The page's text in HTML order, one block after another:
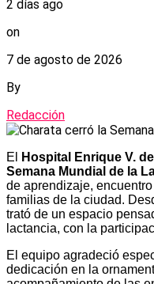
2 días ago
on
7 de agosto de 2026
By
Redacción
El Hospital Enrique V.
Semana Mundial de la
de aprendizaje,
familias de la ciudad.
trató de un espacio
lactancia, con la
El equipo agradeció
dedicación en la